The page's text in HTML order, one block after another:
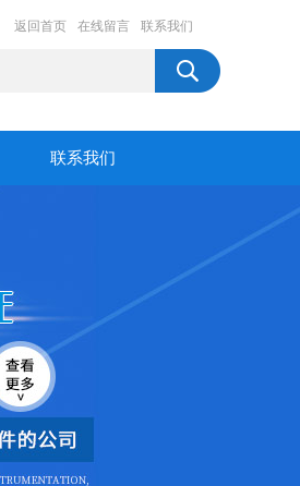
返回首页 在线留言 联系我们
联系我们